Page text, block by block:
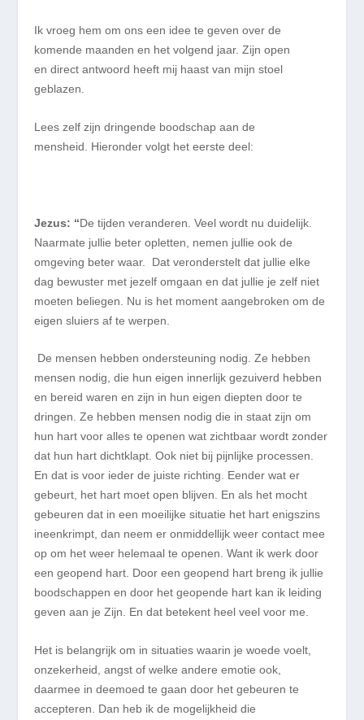
Ik vroeg hem om ons een idee te geven over de
komende maanden en het volgend jaar. Zijn open
en direct antwoord heeft mij haast van mijn stoel
geblazen.
Lees zelf zijn dringende boodschap aan de
mensheid. Hieronder volgt het eerste deel:
Jezus: “De tijden veranderen. Veel wordt nuduidelijk.
Naarmate jullie beter opletten, nemen jullie ookde
omgeving beter waar. Dat veronderstelt dat jullie elke
dag bewuster met jezelf omgaan en dat jullie jezelf niet
moeten beliegen. Nu is het moment aangebroken om de
eigen sluiers af te werpen.
De mensen hebben ondersteuning nodig. Ze hebben
mensen nodig, die hun eigen innerlijk gezuiverd hebben
en bereid waren en zijn in hun eigen diepten door te
dringen. Ze hebben mensen nodig die in staat zijn om
hun hart voor alles te openen wat zichtbaar wordt zonder
dat hun hart dichtklapt. Ook niet bij pijnlijke processen.
En dat is voor ieder de juiste richting. Eender wat er
gebeurt, het hart moet open blijven. En als het mocht
gebeuren dat in een moeilijke situatie het hart enigszins
ineenkrimpt, dan neem er onmiddellijk weer contact mee
op om het weer helemaal te openen. Want ik werk door
een geopend hart. Door een geopend hart breng ik jullie
boodschappen en door het geopende hart kan ik leiding
geven aan je Zijn. En dat betekent heel veel voor me.
Het is belangrijk om in situaties waarin je woede voelt,
onzekerheid, angst of welke andere emotie ook,
daarmee in deemoed te gaan door het gebeuren te
accepteren. Dan heb ik de mogelijkheid die